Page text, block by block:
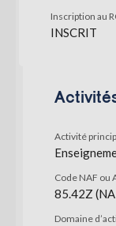
Inscription au
INSCRIT
Activité
Code NAF ou
85.42Z
Domaine